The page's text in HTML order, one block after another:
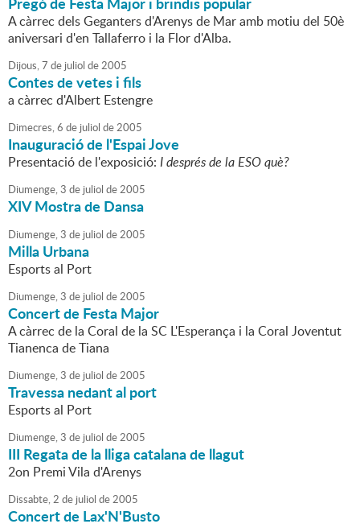
A càrrec dels Geganters d'Arenys de Mar amb motiu del 50è
aniversari d'en Tallaferro i la Flor d'Alba.
Dijous,7 de juliol de2005
Contes de vetes i fils
a càrrec d'Albert Estengre
Dimecres,6 de juliol de2005
Inauguració de l'Espai Jove
Presentació de l'exposició: I després de la ESO què?
Diumenge,3 de juliol de2005
XIV Mostra de Dansa
Diumenge,3 de juliol de2005
Milla Urbana
Esports al Port
Diumenge,3 de juliol de2005
Concert de Festa Major
A càrrec de la Coral de la SC L'Esperança i la Coral Joventut
Tianenca de Tiana
Diumenge,3 de juliol de2005
Travessa nedant al port
Esports al Port
Diumenge,3 de juliol de2005
III Regata de la lliga catalana de llagut
2on Premi Vila d'Arenys
Dissabte,2 de juliol de2005
Concert de Lax'N'Busto